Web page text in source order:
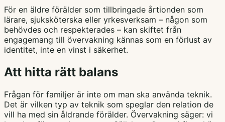
För en äldre förälder som tillbringade årtionden som
lärare, sjuksköterska eller yrkesverksam – någon som
behövdes och respekterades – kan skiftet från
engagemang till övervakning kännas som en förlust av
identitet, inte en vinst i säkerhet.
Att hitta rätt balans
Frågan för familjer är inte om man ska använda teknik.
Det är vilken typ av teknik som speglar den relation de
vill ha med sin åldrande förälder. Övervakning säger: vi